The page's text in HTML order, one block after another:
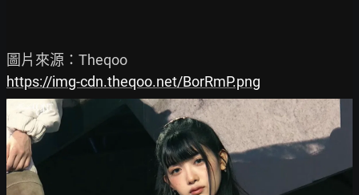
https://img-cdn.theqoo.net/BorRmP.png